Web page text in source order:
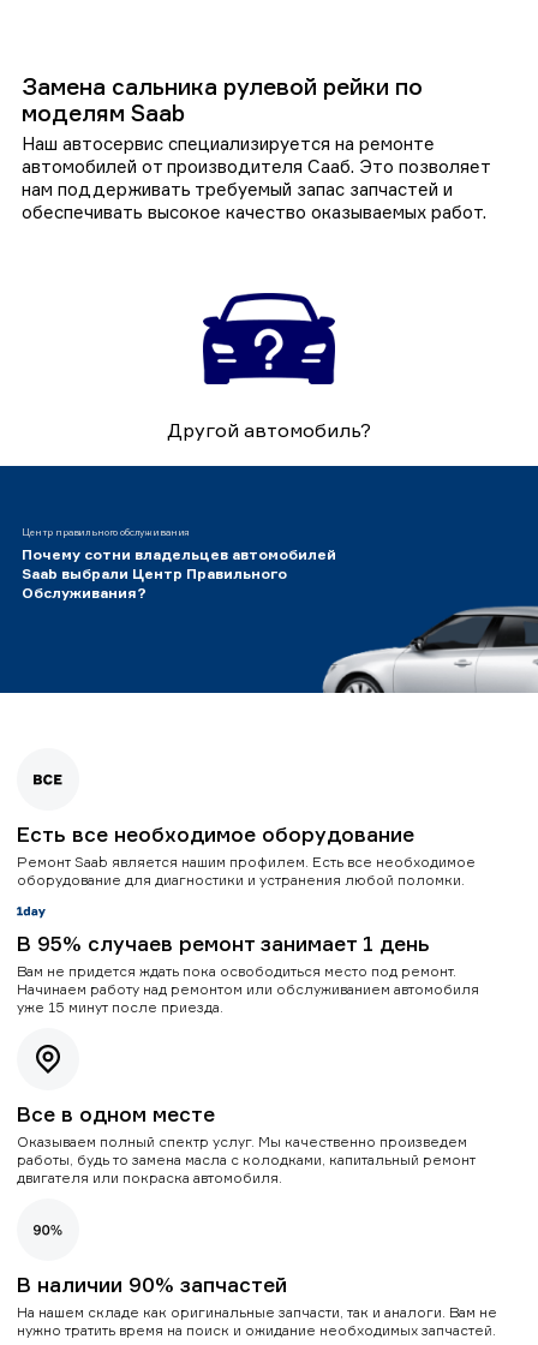
Замена сальника рулевой рейки по
моделям Saab
Наш автосервис специализируется на ремонте
автомобилей от производителя Сааб. Это позволяет
нам поддерживать требуемый запас запчастей и
обеспечивать высокое качество оказываемых работ.
Другой автомобиль?
Центр правильного обслуживания
Почему сотни владельцев автомобилей
Saab выбрали Центр Правильного
Обслуживания?
Есть все необходимое оборудование
Ремонт Saab является нашим профилем. Есть все необходимое
оборудование для диагностики и устранения любой поломки.
В 95% случаев ремонт занимает 1 день
Вам не придется ждать пока освободиться место под ремонт.
Начинаем работу над ремонтом или обслуживанием автомобиля
уже 15 минут после приезда.
Все в одном месте
Оказываем полный спектр услуг. Мы качественно произведем
работы, будь то замена масла с колодками, капитальный ремонт
двигателя или покраска автомобиля.
В наличии 90% запчастей
На нашем складе как оригинальные запчасти, так и аналоги. Вам не
нужно тратить время на поиск и ожидание необходимых запчастей.